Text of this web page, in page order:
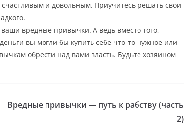
счастливым и довольным. Приучитесь решать свои
вредные привычки. А ведь вместо того,
вы могли бы купить себе что-то нужное или
обрести над вами власть. Будьте хозяином
Вредные привычки — путь к рабству (часть
2)